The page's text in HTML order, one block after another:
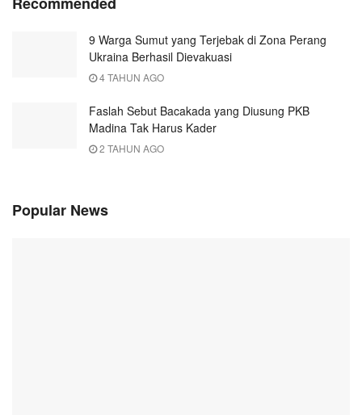
9 Warga Sumut yang Terjebak di Zona Perang
Ukraina Berhasil Dievakuasi
4 TAHUN AGO
Faslah Sebut Bacakada yang Diusung PKB
Madina Tak Harus Kader
2 TAHUN AGO
Popular News